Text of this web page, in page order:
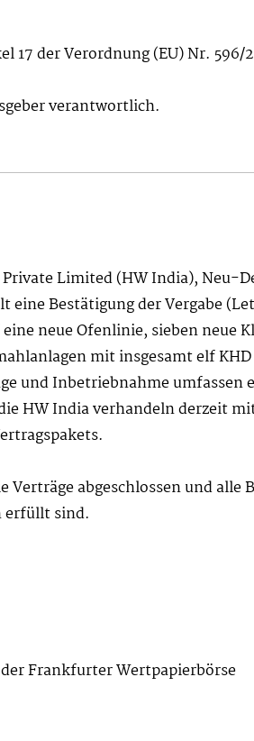
der Verordnung (EU) Nr. 596/
verantwortlich.
Limited (HW India), Neu-
Bestätigung der Vergabe
neue Ofenlinie, sieben neue
mit insgesamt elf
und Inbetriebnahme
HW India verhandeln derzeit
abgeschlossen und
erfüllt sind.
Frankfurter Wertpapierbörse